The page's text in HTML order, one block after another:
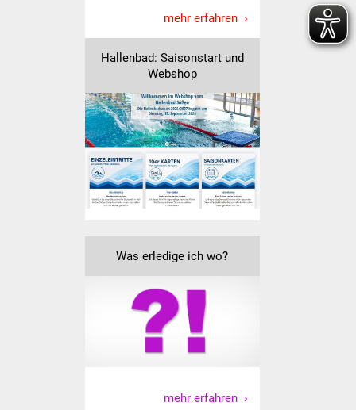
Schwäbischer Albtrauf
Industriekultur
Lebenslagen
Senioren
Stadtseniorenrat
Pflegeheim
Familien
Kinder und Jugendliche
mehr erfahren
Hallenbad: Saisonstart und
Webshop
Was erledige ich wo?
mehr erfahren